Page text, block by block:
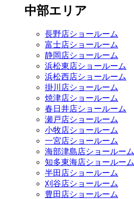
中部エリア
長野店ショールーム
富士店ショールーム
静岡店ショールーム
浜松東店ショールーム
浜松西店ショールーム
掛川店ショールーム
焼津店ショールーム
春日井店ショールーム
瀬戸店ショールーム
小牧店ショールーム
一宮店ショールーム
海部津島店ショールーム
知多東海店ショールーム
半田店ショールーム
刈谷店ショールーム
豊田店ショールーム